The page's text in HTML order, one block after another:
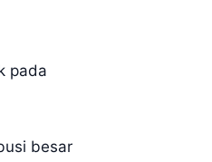
pada
besar